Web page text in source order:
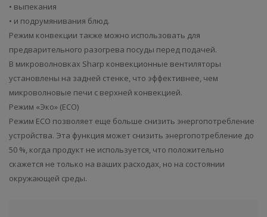
• выпекания
• и подрумянивания блюд.
Режим конвекции также можно использовать для
предварительного разогрева посуды перед подачей.
В микроволновках Sharp конвекционные вентиляторы
установлены на задней стенке, что эффективнее, чем
микроволновые печи с верхней конвекцией.
Режим «Эко» (ECO)
Режим ECO позволяет еще больше снизить энергопотребление
устройства. Эта функция может снизить энергопотребление до
50 %, когда продукт не используется, что положительно
скажется не только на ваших расходах, но на состоянии
окружающей среды.